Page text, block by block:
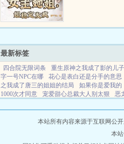
拿捏住。打工人虽
最新标签
四合院无限词条 重生原神之我成了影的儿
字一号NPC在哪
花心是表白还是分手的意思
之我成了唐三的姐姐的结局
如果你是爱我的
1000次才同意
宠爱甜心总裁大人别太狠 恶
结
修真omega文 我家有个天使宝宝 天鹅
万人嫌神探凭亿近人 番外 天鹅说 芦苇
穿越取精
本站所有内容来源于互联网公
本